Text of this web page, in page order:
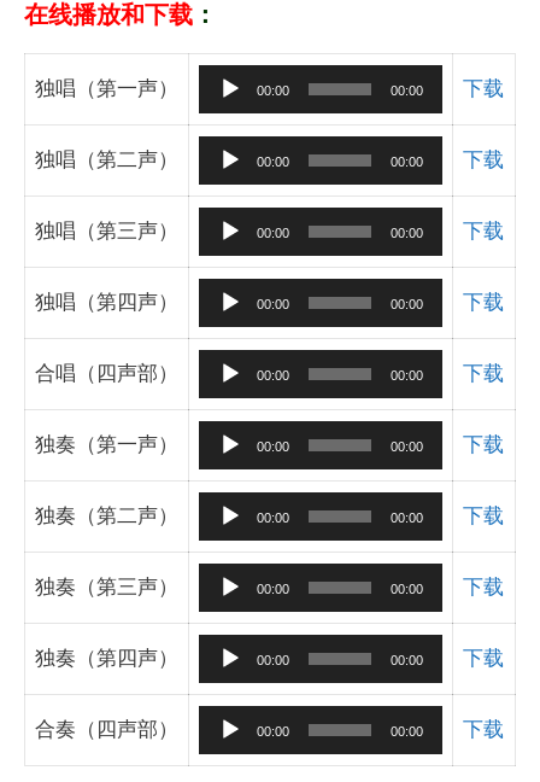
在线播放和下载 ：
独唱（第一声）
频
播
器
00:00 00:00 下载
独唱（第二声）
频
播
器
00:00 00:00 下载
独唱（第三声）
频
播
器
00:00 00:00 下载
独唱（第四声）
频
播
器
00:00 00:00 下载
合唱（四声部）
频
播
器
00:00 00:00 下载
独奏（第一声）
频
播
器
00:00 00:00 下载
独奏（第二声）
频
播
器
00:00 00:00 下载
独奏（第三声）
频
播
器
00:00 00:00 下载
独奏（第四声）
频
播
器
00:00 00:00 下载
合奏（四声部）
频
00:00 00:00 下载